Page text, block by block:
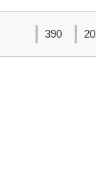
390